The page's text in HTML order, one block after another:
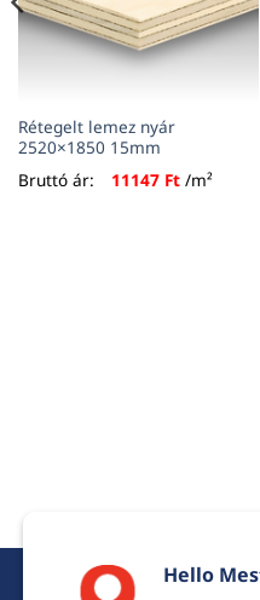
Rétegelt lemez nyár
2520×1850 15mm
Bruttó ár:
11147 Ft/m²
Hello